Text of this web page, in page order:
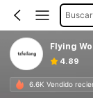
Flying
4.89
6.6K Vendido